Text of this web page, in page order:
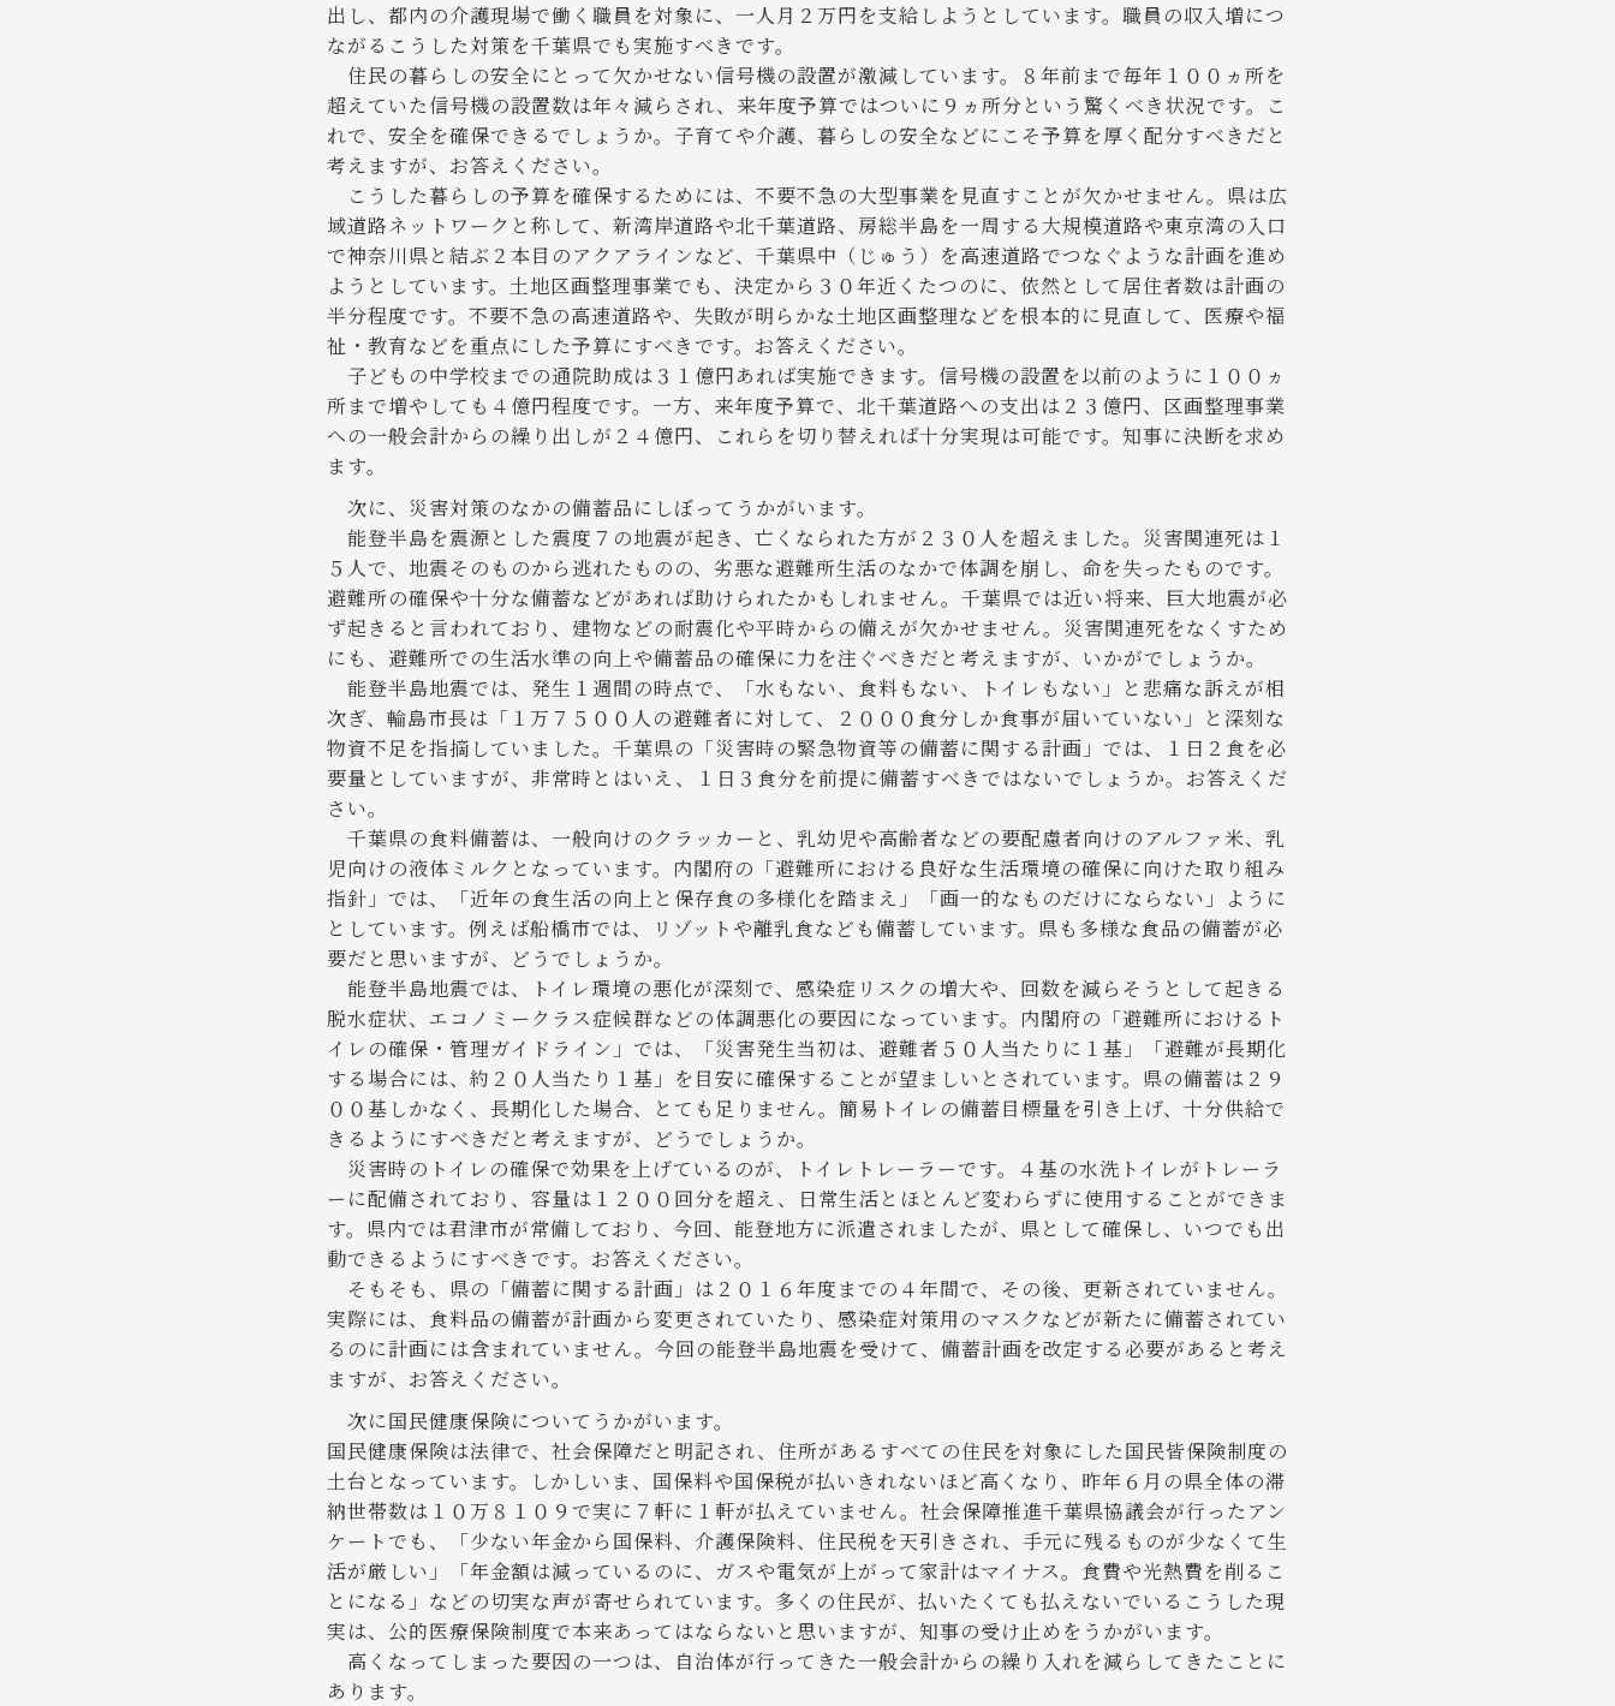
出し、都内の介護現場で働く職員を対象に、一人月２万円を支給しようとしています。職員の収入増につ
ながるこうした対策を千葉県でも実施すべきです。
住民の暮らしの安全にとって欠かせない信号機の設置が激減しています。８年前まで毎年１００ヵ所を
超えていた信号機の設置数は年々減らされ、来年度予算ではついに９ヵ所分という驚くべき状況です。こ
れで、安全を確保できるでしょうか。子育てや介護、暮らしの安全などにこそ予算を厚く配分すべきだと
考えますが、お答えください。
こうした暮らしの予算を確保するためには、不要不急の大型事業を見直すことが欠かせません。県は広
域道路ネットワークと称して、新湾岸道路や北千葉道路、房総半島を一周する大規模道路や東京湾の入口
で神奈川県と結ぶ２本目のアクアラインなど、千葉県中（じゅう）を高速道路でつなぐような計画を進め
ようとしています。土地区画整理事業でも、決定から３０年近くたつのに、依然として居住者数は計画の
半分程度です。不要不急の高速道路や、失敗が明らかな土地区画整理などを根本的に見直して、医療や福
祉・教育などを重点にした予算にすべきです。お答えください。
子どもの中学校までの通院助成は３１億円あれば実施できます。信号機の設置を以前のように１００ヵ
所まで増やしても４億円程度です。一方、来年度予算で、北千葉道路への支出は２３億円、区画整理事業
への一般会計からの繰り出しが２４億円、これらを切り替えれば十分実現は可能です。知事に決断を求め
ます。
次に、災害対策のなかの備蓄品にしぼってうかがいます。
能登半島を震源とした震度７の地震が起き、亡くなられた方が２３０人を超えました。災害関連死は１
５人で、地震そのものから逃れたものの、劣悪な避難所生活のなかで体調を崩し、命を失ったものです。
避難所の確保や十分な備蓄などがあれば助けられたかもしれません。千葉県では近い将来、巨大地震が必
ず起きると言われており、建物などの耐震化や平時からの備えが欠かせません。災害関連死をなくすため
にも、避難所での生活水準の向上や備蓄品の確保に力を注ぐべきだと考えますが、いかがでしょうか。
能登半島地震では、発生１週間の時点で、「水もない、食料もない、トイレもない」と悲痛な訴えが相
次ぎ、輪島市長は「１万７５００人の避難者に対して、２０００食分しか食事が届いていない」と深刻な
物資不足を指摘していました。千葉県の「災害時の緊急物資等の備蓄に関する計画」では、１日２食を必
要量としていますが、非常時とはいえ、１日３食分を前提に備蓄すべきではないでしょうか。お答えくだ
さい。
千葉県の食料備蓄は、一般向けのクラッカーと、乳幼児や高齢者などの要配慮者向けのアルファ米、乳
児向けの液体ミルクとなっています。内閣府の「避難所における良好な生活環境の確保に向けた取り組み
指針」では、「近年の食生活の向上と保存食の多様化を踏まえ」「画一的なものだけにならない」ように
としています。例えば船橋市では、リゾットや離乳食なども備蓄しています。県も多様な食品の備蓄が必
要だと思いますが、どうでしょうか。
能登半島地震では、トイレ環境の悪化が深刻で、感染症リスクの増大や、回数を減らそうとして起きる
脱水症状、エコノミークラス症候群などの体調悪化の要因になっています。内閣府の「避難所におけるト
イレの確保・管理ガイドライン」では、「災害発生当初は、避難者５０人当たりに１基」「避難が長期化
する場合には、約２０人当たり１基」を目安に確保することが望ましいとされています。県の備蓄は２９
００基しかなく、長期化した場合、とても足りません。簡易トイレの備蓄目標量を引き上げ、十分供給で
きるようにすべきだと考えますが、どうでしょうか。
災害時のトイレの確保で効果を上げているのが、トイレトレーラーです。４基の水洗トイレがトレーラ
ーに配備されており、容量は１２００回分を超え、日常生活とほとんど変わらずに使用することができま
す。県内では君津市が常備しており、今回、能登地方に派遣されましたが、県として確保し、いつでも出
動できるようにすべきです。お答えください。
そもそも、県の「備蓄に関する計画」は２０１６年度までの４年間で、その後、更新されていません。
実際には、食料品の備蓄が計画から変更されていたり、感染症対策用のマスクなどが新たに備蓄されてい
るのに計画には含まれていません。今回の能登半島地震を受けて、備蓄計画を改定する必要があると考え
ますが、お答えください。
次に国民健康保険についてうかがいます。
国民健康保険は法律で、社会保障だと明記され、住所があるすべての住民を対象にした国民皆保険制度の
土台となっています。しかしいま、国保料や国保税が払いきれないほど高くなり、昨年６月の県全体の滞
納世帯数は１０万８１０９で実に７軒に１軒が払えていません。社会保障推進千葉県協議会が行ったアン
ケートでも、「少ない年金から国保料、介護保険料、住民税を天引きされ、手元に残るものが少なくて生
活が厳しい」「年金額は減っているのに、ガスや電気が上がって家計はマイナス。食費や光熱費を削るこ
とになる」などの切実な声が寄せられています。多くの住民が、払いたくても払えないでいるこうした現
実は、公的医療保険制度で本来あってはならないと思いますが、知事の受け止めをうかがいます。
高くなってしまった要因の一つは、自治体が行ってきた一般会計からの繰り入れを減らしてきたことに
あります。